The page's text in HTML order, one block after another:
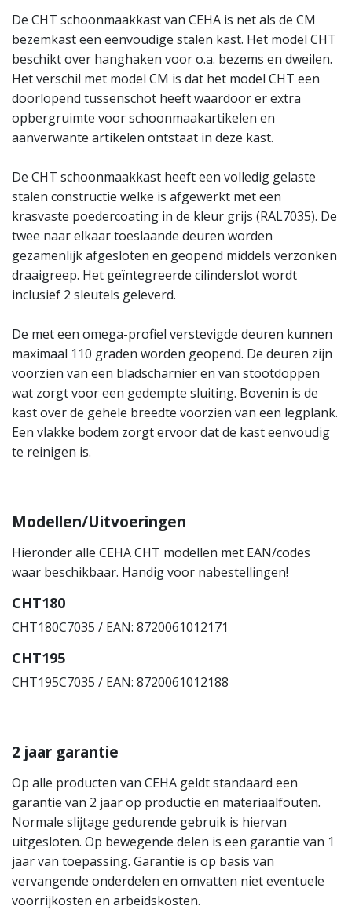
De CHT schoonmaakkast van CEHA is net als de CM
bezemkast een eenvoudige stalen kast. Het model CHT
beschikt over hanghaken voor o.a. bezems en dweilen.
Het verschil met model CM is dat het model CHT een
doorlopend tussenschot heeft waardoor er extra
opbergruimte voor schoonmaakartikelen en
aanverwante artikelen ontstaat in deze kast.
De CHT schoonmaakkast heeft een volledig gelaste
stalen constructie welke is afgewerkt met een
krasvaste poedercoating in de kleur grijs (RAL7035). De
twee naar elkaar toeslaande deuren worden
gezamenlijk afgesloten en geopend middels verzonken
draaigreep. Het geïntegreerde cilinderslot wordt
inclusief 2 sleutels geleverd.
De met een omega-profiel verstevigde deuren kunnen
maximaal 110 graden worden geopend. De deuren zijn
voorzien van een bladscharnier en van stootdoppen
wat zorgt voor een gedempte sluiting. Bovenin is de
kast over de gehele breedte voorzien van een legplank.
Een vlakke bodem zorgt ervoor dat de kast eenvoudig
te reinigen is.
Modellen/Uitvoeringen
Hieronder alle CEHA CHT modellen met EAN/codes
waar beschikbaar. Handig voor nabestellingen!
CHT180
CHT180C7035 / EAN: 8720061012171
CHT195
CHT195C7035 / EAN: 8720061012188
2 jaar garantie
Op alle producten van CEHA geldt standaard een
garantie van 2 jaar op productie en materiaalfouten.
Normale slijtage gedurende gebruik is hiervan
uitgesloten. Op bewegende delen is een garantie van 1
jaar van toepassing. Garantie is op basis van
vervangende onderdelen en omvatten niet eventuele
voorrijkosten en arbeidskosten.